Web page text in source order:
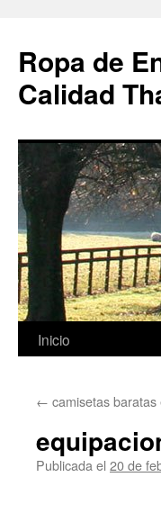
Ropa de
Calidad
Saltar
contenido
Inicio
← camisetas baratas
Publicada el 20 de